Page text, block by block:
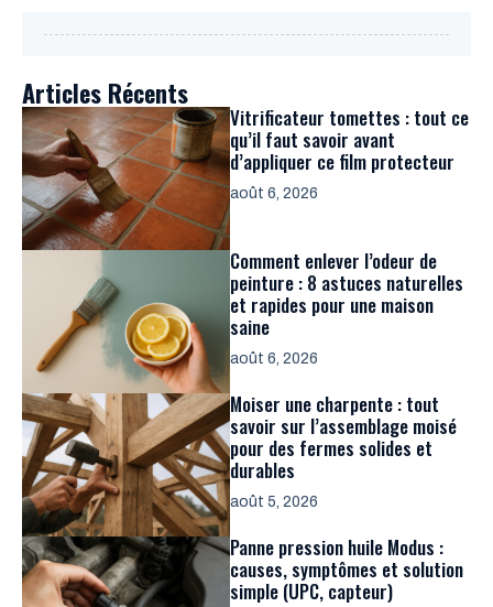
Articles Récents
Vitrificateur tomettes : tout ce
qu’il faut savoir avant
d’appliquer ce film protecteur
août 6, 2026
Comment enlever l’odeur de
peinture : 8 astuces naturelles
et rapides pour une maison
saine
août 6, 2026
Moiser une charpente : tout
savoir sur l’assemblage moisé
pour des fermes solides et
durables
août 5, 2026
Panne pression huile Modus :
causes, symptômes et solution
simple (UPC, capteur)